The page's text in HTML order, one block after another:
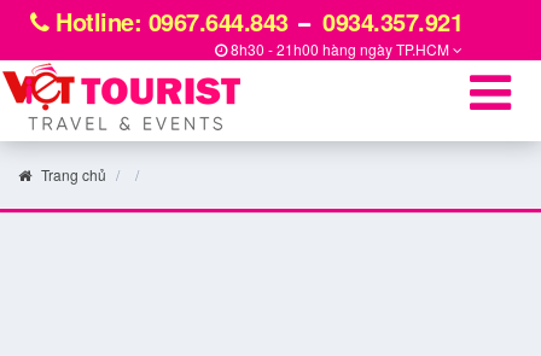
Hotline: 0967.644.843 0934.357.921
8h30 - 21h00 hàng ngàyTP.HCM
Trang chủ